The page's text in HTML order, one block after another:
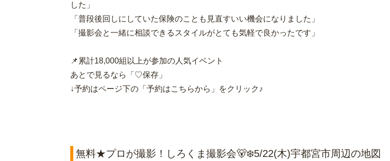
した」
「普段後回しにしていた保険のことも見直すいい機会になりました」
「撮影会と一緒に相談できるスタイルがとても気軽で良かったです」
📌累計18,000組以上が参加の人気イベント
あとで見るなら「♡保存」
↓予約はページ下の「予約はこちらから」をクリック♪
無料★プロが撮影！しろくま撮影会🐻‍❄️5/22(木)宇都宮市周辺の地図